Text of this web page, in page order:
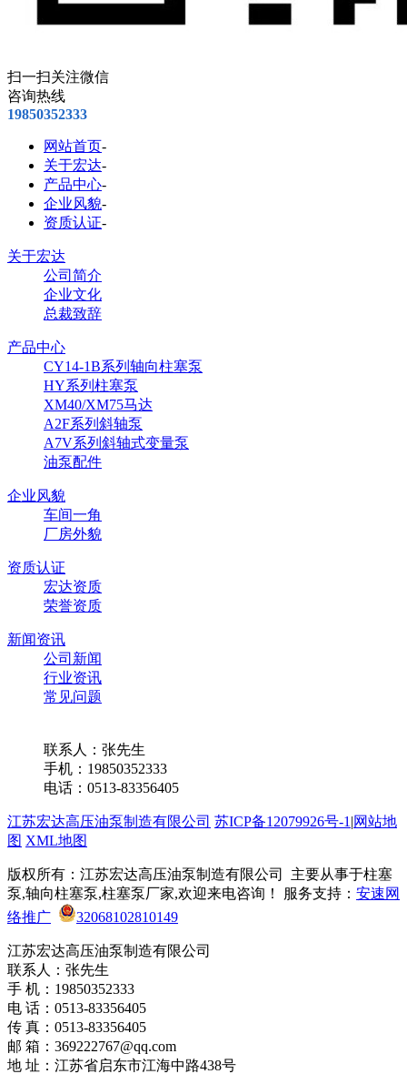
扫一扫关注微信
咨询热线
19850352333
网站首页-
关于宏达-
产品中心-
企业风貌-
资质认证-
关于宏达
公司简介
企业文化
总裁致辞
产品中心
CY14-1B系列轴向柱塞泵
HY系列柱塞泵
XM40/XM75马达
A2F系列斜轴泵
A7V系列斜轴式变量泵
油泵配件
企业风貌
车间一角
厂房外貌
资质认证
宏达资质
荣誉资质
新闻资讯
公司新闻
行业资讯
常见问题
联系人：张先生
手机：19850352333
电话：0513-83356405
江苏宏达高压油泵制造有限公司 苏ICP备12079926号-1 |网站地
图 XML地图
版权所有：江苏宏达高压油泵制造有限公司 主要从事于柱塞
泵,轴向柱塞泵,柱塞泵厂家,欢迎来电咨询！ 服务支持： 安速网
络推广
32068102810149
江苏宏达高压油泵制造有限公司
联系人：张先生
手 机：19850352333
电 话：0513-83356405
传 真：0513-83356405
邮 箱：369222767@qq.com
地 址：江苏省启东市江海中路438号